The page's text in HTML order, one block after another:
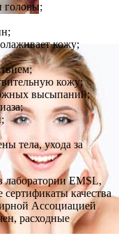
головы;
кожу;
кожу;
высыпаний;
тела, ухода за
лаборатории EMSL,
качества
Ассоциацией
расходные